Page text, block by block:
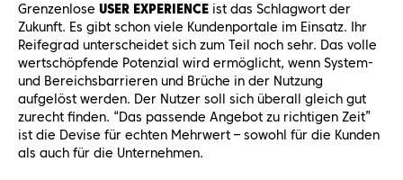
Grenzenlose USER EXPERIENCE ist das Schlagwort der
Zukunft. Es gibt schon viele Kundenportale im Einsatz. Ihr
Reifegrad unterscheidet sich zum Teil noch sehr. Das volle
wertschöpfende Potenzial wird ermöglicht, wenn System-
und Bereichsbarrieren und Brüche in der Nutzung
aufgelöst werden. Der Nutzer soll sich überall gleich gut
zurecht finden. “Das passende Angebot zu richtigen Zeit”
ist die Devise für echten Mehrwert – sowohl für die Kunden
als auch für die Unternehmen.